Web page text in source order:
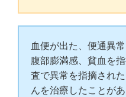
血便が出た、便通異
腹部膨満感、貧血を
査で異常を指摘され
んを治療したことが